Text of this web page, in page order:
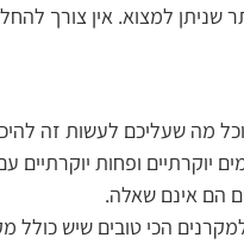
מה שעליכם לעשות זה
יוקרתיים ופחות
הם אינם שאלה.
הכי טובים שיש כולל